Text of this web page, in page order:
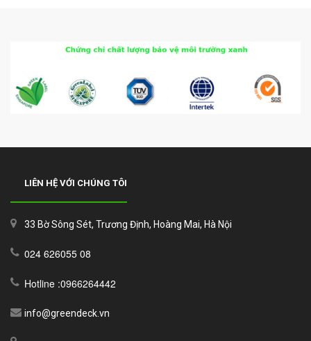
LIÊN HỆ VỚI CHÚNG TÔI
33 Bờ Sông Sét, Trương Định, Hoàng Mai, Hà Nội
024 626055 08
Hotline :0966264442
info@greendeck.vn